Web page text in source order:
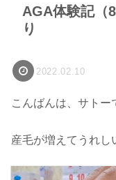
AGA体験記（
り
2022.02.10
こんばんは、サトー
産毛が増えてうれし